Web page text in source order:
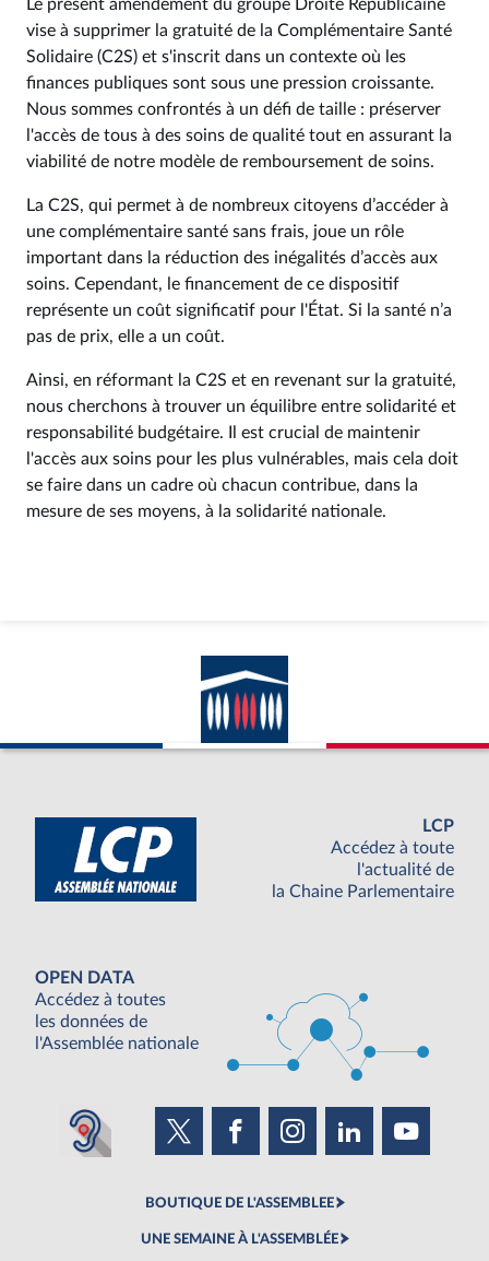
Le présent amendement du groupe Droite Républicaine
vise à supprimer la gratuité de la Complémentaire Santé
Solidaire (C2S) et s'inscrit dans un contexte où les
finances publiques sont sous une pression croissante.
Nous sommes confrontés à un défi de taille : préserver
l'accès de tous à des soins de qualité tout en assurant la
viabilité de notre modèle de remboursement de soins.
La C2S, qui permet à de nombreux citoyens d’accéder à
une complémentaire santé sans frais, joue un rôle
important dans la réduction des inégalités d’accès aux
soins. Cependant, le financement de ce dispositif
représente un coût significatif pour l'État. Si la santé n’a
pas de prix, elle a un coût.
Ainsi, en réformant la C2S et en revenant sur la gratuité,
nous cherchons à trouver un équilibre entre solidarité et
responsabilité budgétaire. Il est crucial de maintenir
l'accès aux soins pour les plus vulnérables, mais cela doit
se faire dans un cadre où chacun contribue, dans la
mesure de ses moyens, à la solidarité nationale.
LCP
Accédez à toute
l'actualité de
la Chaine Parlementaire
OPEN DATA
Accédez à toutes
les données de
l'Assemblée nationale
BOUTIQUE DE L'ASSEMBLEE
UNE SEMAINE À L'ASSEMBLÉE